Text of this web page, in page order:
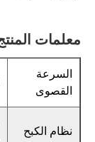
معلمات
السرعة
القصوى
نظام الكبح